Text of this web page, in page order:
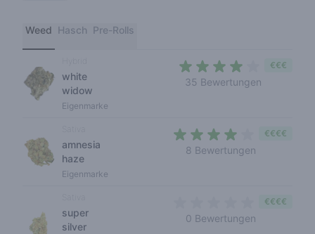
Weed Hasch Pre-Rolls
white
widow
Eigenmarke
35 Bewertungen
€€€
amnesia
haze
Eigenmarke
8 Bewertungen
€€€€
super
silver
0 Bewertungen
€€€€